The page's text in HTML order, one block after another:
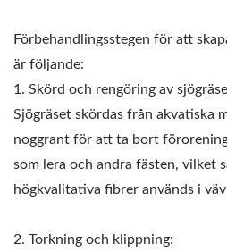
Förbehandlingsstegen för att
är följande:
1. Skörd och rengöring av
Sjögräset skördas från akvatiska
noggrant för att ta bort
som lera och andra fästen, vilket
högkvalitativa fibrer används i
2. Torkning och klippning: